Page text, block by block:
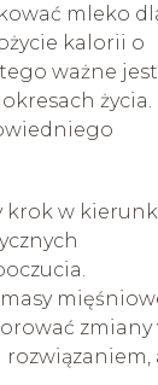
mleko
kalorii o
ważne jest,
życia.
krok w
zmiany